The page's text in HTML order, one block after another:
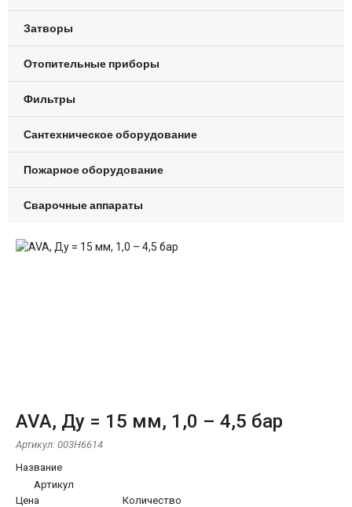
Затворы
Отопительные приборы
Фильтры
Сантехническое оборудование
Пожарное оборудование
Сварочные аппараты
AVA, Ду = 15 мм, 1,0 – 4,5 бар
Артикул: 003H6614
Название
Артикул
Цена
Количество